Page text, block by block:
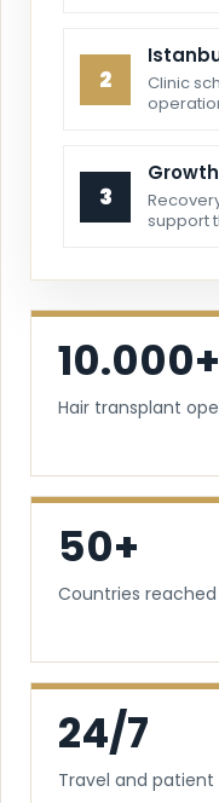
2
Clinic
3
support
10.000+
Hair transplant
50+
Countries
24/7
Travel and